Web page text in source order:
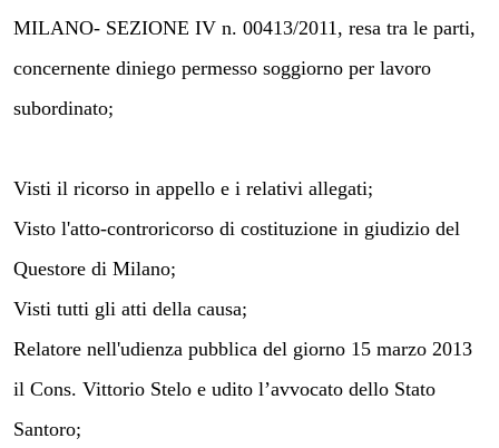
MILANO- SEZIONE IV n. 00413/2011, resa tra le parti,
concernente diniego permesso soggiorno per lavoro
subordinato;
Visti il ricorso in appello e i relativi allegati;
Visto l'atto-controricorso di costituzione in giudizio del
Questore di Milano;
Visti tutti gli atti della causa;
Relatore nell'udienza pubblica del giorno 15 marzo 2013
il Cons. Vittorio Stelo e udito l’avvocato dello Stato
Santoro;